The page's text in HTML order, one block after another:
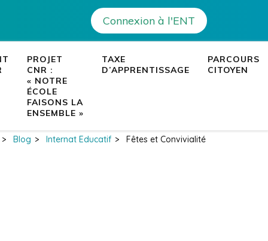
établissements de CorseConnexion à l'ENT
PROJET
CNR :
« NOTRE
ÉCOLE
FAISONS LA
ENSEMBLE »
TAXE
D’APPRENTISSAGE
PARCOURS
CITOYEN
> Blog > Internat Educatif > Fêtes et Convivialité